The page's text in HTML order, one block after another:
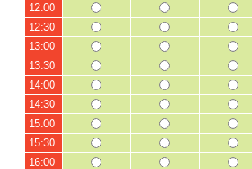
12:00
12:30
13:00
13:30
14:00
14:30
15:00
15:30
16:00